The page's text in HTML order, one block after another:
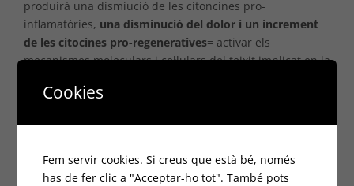
produirà una dismiució de les citoncines pro-
inflamatòries, una disminució del dolor i un increment
de les citocines pro-regeneratives= activar els
mecanismes moleculars i cel·lulars del teixit implicat en la
electrolíticaindueix a una resposta inflamatòria, que
fagocitosi i en lareparació del teixit afectat
Cookies
Fem servir cookies. Si creus que està bé, només
has de fer clic a "Acceptar-ho tot". També pots